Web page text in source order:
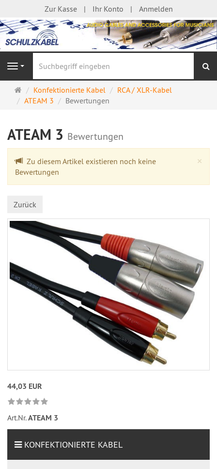
Zur Kasse Ihr Konto Anmelden
Navigation
Startseite
Konfektionierte Kabel
RCA / XLR-Kabel
ATEAM 3
Bewertungen
ATEAM 3 Bewertungen
×
Zu diesem Artikel existieren noch keine
Bewertungen
Zurück
44,03 EUR
Art.Nr.ATEAM 3
KONFEKTIONIERTE KABEL